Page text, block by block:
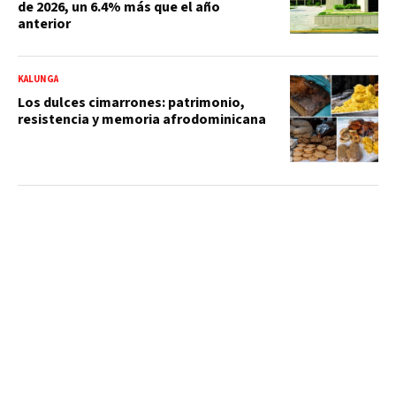
de 2026, un 6.4% más que el año
anterior
KALUNGA
Los dulces cimarrones: patrimonio,
resistencia y memoria afrodominicana